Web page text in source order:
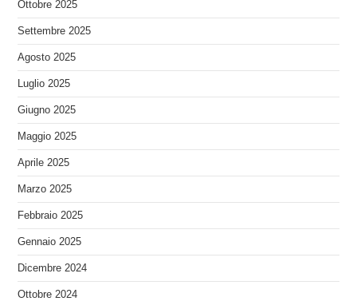
Ottobre 2025
Settembre 2025
Agosto 2025
Luglio 2025
Giugno 2025
Maggio 2025
Aprile 2025
Marzo 2025
Febbraio 2025
Gennaio 2025
Dicembre 2024
Ottobre 2024